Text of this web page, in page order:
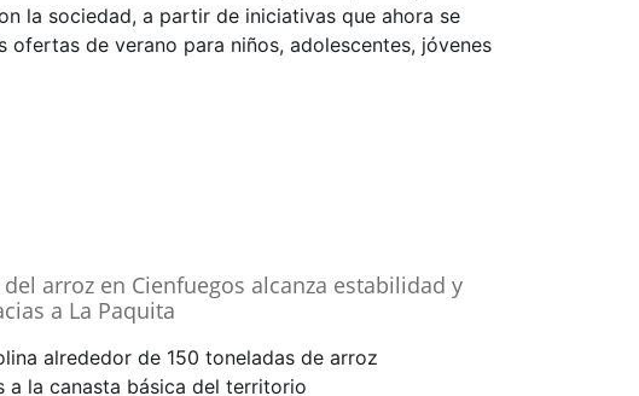
la sociedad, a partir de iniciativas que ahora se
ofertas de verano para niños, adolescentes, jóvenes
arroz en Cienfuegos alcanza estabilidad y
a La Paquita
alrededor de 150 toneladas de arroz
a la canasta básica del territorio